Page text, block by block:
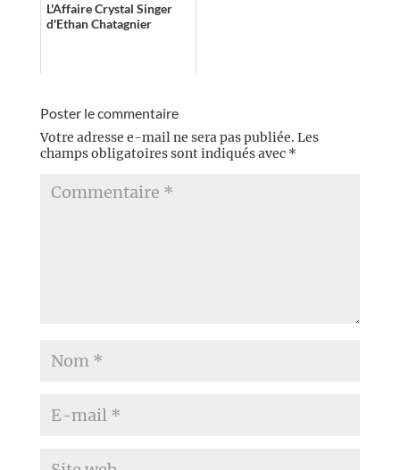
L'Affaire Crystal Singer
d'Ethan Chatagnier
Poster le commentaire
Votre adresse e-mail ne sera pas publiée. Les
champs obligatoires sont indiqués avec *